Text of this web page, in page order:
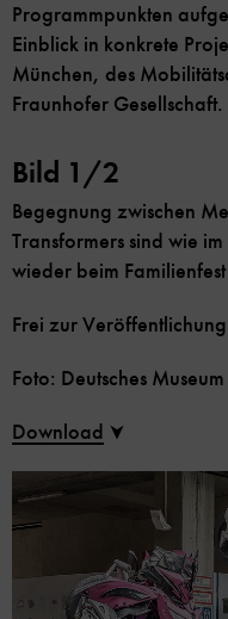
Programmpunkten
Einblick in konkrete
München, des
Fraunhofer Gesellschaft.
Bild 1/2
Begegnung zwischen
Transformers sind wie
wieder beim
Frei zur
Foto: Deutsches Museum
Download